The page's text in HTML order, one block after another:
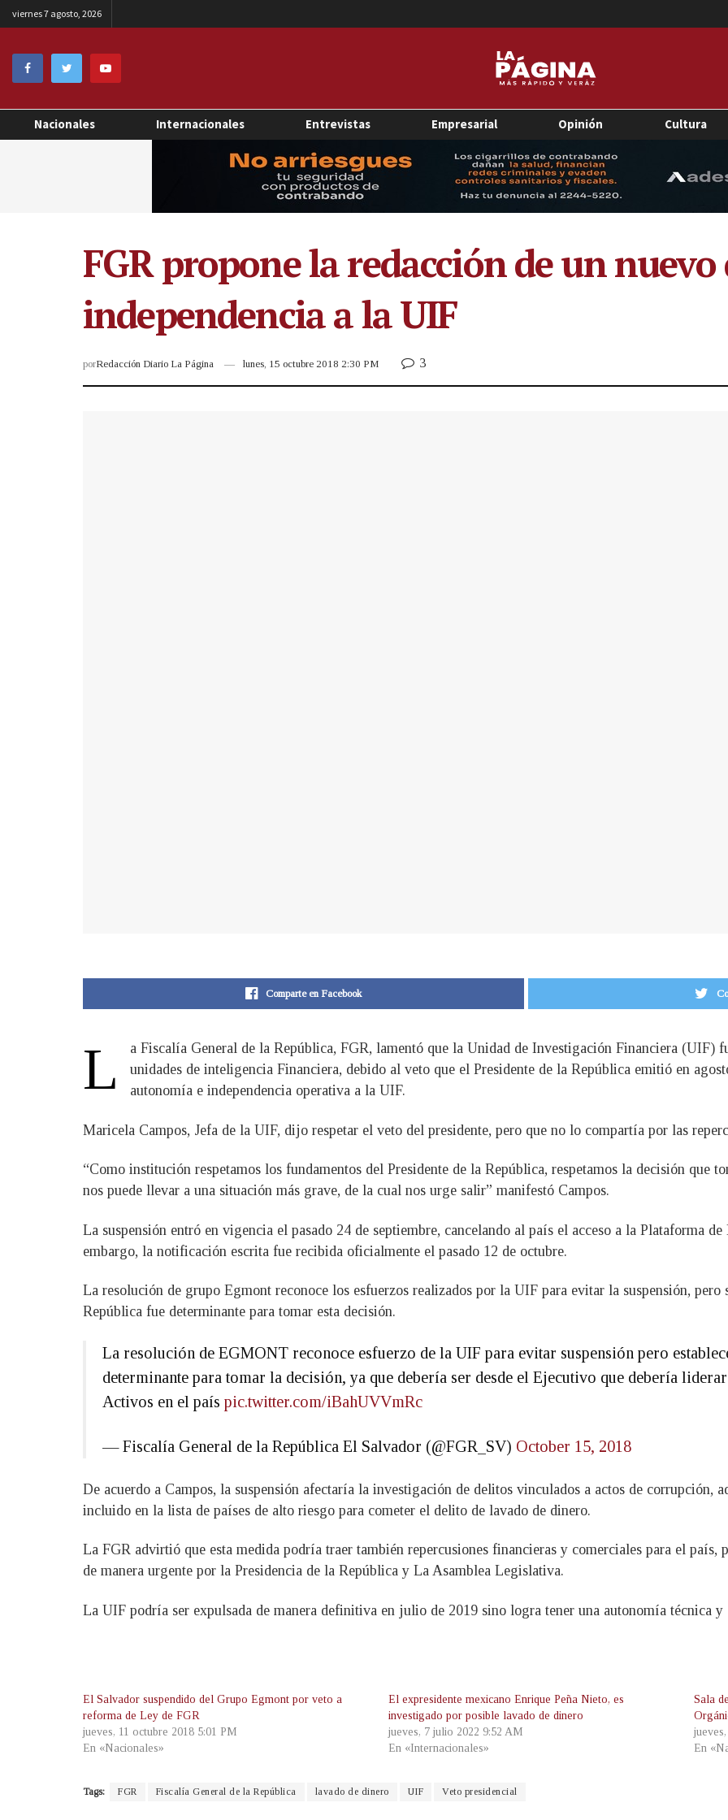
viernes 7 agosto, 2026
Nacionales Internacionales Entrevistas Empresarial Opinión Cultura
FGR propone la redacción de un nuevo
independencia a la UIF
porRedacción Diario La Página lunes, 15 octubre 2018 2:30 PM 3
Comparte en Facebook
L
a Fiscalía General de la República, FGR, lamentó que la Unidad de Investigación Financiera (UIF)
unidades de inteligencia Financiera, debido al veto que el Presidente de la República emitió en
autonomía e independencia operativa a la UIF.
Maricela Campos, Jefa de la UIF, dijo respetar el veto del presidente, pero que no lo compartía por las
“Como institución respetamos los fundamentos del Presidente de la República, respetamos la decisión que
nos puede llevar a una situación más grave, de la cual nos urge salir” manifestó Campos.
La suspensión entró en vigencia el pasado 24 de septiembre, cancelando al país el acceso a la Plataforma
embargo, la notificación escrita fue recibida oficialmente el pasado 12 de octubre.
La resolución de grupo Egmont reconoce los esfuerzos realizados por la UIF para evitar la suspensión,
República fue determinante para tomar esta decisión.
La resolución de EGMONT reconoce esfuerzo de la UIF para evitar suspensión pero
determinante para tomar la decisión, ya que debería ser desde el Ejecutivo que debería
Activos en el país pic.twitter.com/iBahUVVmRc
— Fiscalía General de la República El Salvador (@FGR_SV) October 15, 2018
De acuerdo a Campos, la suspensión afectaría la investigación de delitos vinculados a actos de corrupción,
incluido en la lista de países de alto riesgo para cometer el delito de lavado de dinero.
La FGR advirtió que esta medida podría traer también repercusiones financieras y comerciales para el país,
de manera urgente por la Presidencia de la República y La Asamblea Legislativa.
La UIF podría ser expulsada de manera definitiva en julio de 2019 sino logra tener una autonomía técnica y
El Salvador suspendido del Grupo Egmont por veto a
reforma de Ley de FGR
jueves, 11 octubre 2018 5:01 PM
En «Nacionales»
El expresidente mexicano Enrique Peña Nieto, es
investigado por posible lavado de dinero
jueves, 7 julio 2022 9:52 AM
En «Internacionales»
Sala
En
Tags: FGR Fiscalía General de la República lavado de dinero UIF Veto presidencial